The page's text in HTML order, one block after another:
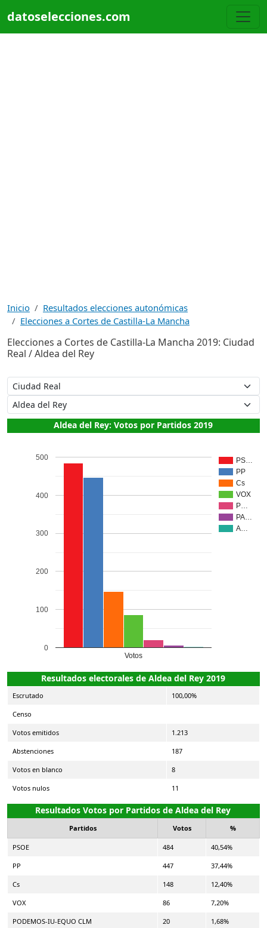
datoselecciones.com
Inicio
Resultados elecciones autonómicas
Elecciones a Cortes de Castilla-La Mancha
Elecciones a Cortes de Castilla-La Mancha 2019: Ciudad
Real / Aldea del Rey
Aldea del Rey: Votos por Partidos 2019
PS…
PP
Cs
VOX
P…
PA…
A…
Votos
0
100
200
300
400
500
Resultados electorales de Aldea del Rey 2019
Escrutado 100,00%
Censo
Votos emitidos 1.213
Abstenciones 187
Votos en blanco 8
Votos nulos 11
Resultados Votos por Partidos de Aldea del Rey
Partidos Votos %
PSOE 484 40,54%
PP 447 37,44%
Cs 148 12,40%
VOX 86 7,20%
PODEMOS-IU-EQUO CLM 20 1,68%